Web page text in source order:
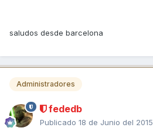
saludos desde barcelona
Administradores
fededb
Publicado 18 de Junio del 2015